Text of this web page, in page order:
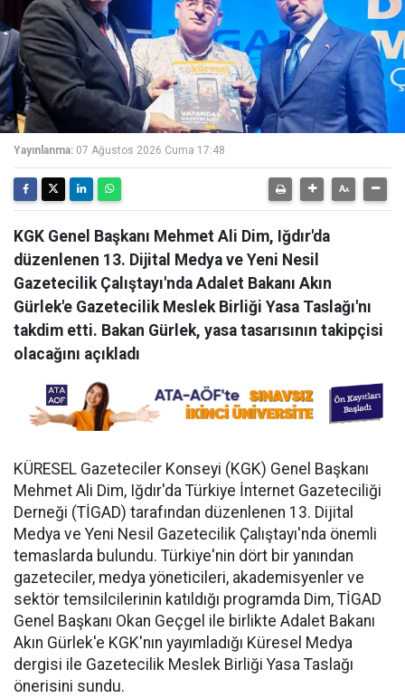
Yayınlanma: 07 Ağustos 2026 Cuma 17:48
KGK Genel Başkanı Mehmet Ali Dim, Iğdır'da
düzenlenen 13. Dijital Medya ve Yeni Nesil
Gazetecilik Çalıştayı'nda Adalet Bakanı Akın
Gürlek'e Gazetecilik Meslek Birliği Yasa Taslağı'nı
takdim etti. Bakan Gürlek, yasa tasarısının takipçisi
olacağını açıkladı
KÜRESEL Gazeteciler Konseyi (KGK) Genel Başkanı
Mehmet Ali Dim, Iğdır'da Türkiye İnternet Gazeteciliği
Derneği (TİGAD) tarafından düzenlenen 13. Dijital
Medya ve Yeni Nesil Gazetecilik Çalıştayı'nda önemli
temaslarda bulundu. Türkiye'nin dört bir yanından
gazeteciler, medya yöneticileri, akademisyenler ve
sektör temsilcilerinin katıldığı programda Dim, TİGAD
Genel Başkanı Okan Geçgel ile birlikte Adalet Bakanı
Akın Gürlek'e KGK'nın yayımladığı Küresel Medya
dergisi ile Gazetecilik Meslek Birliği Yasa Taslağı
önerisini sundu.